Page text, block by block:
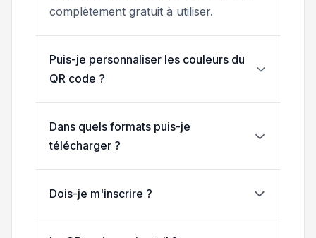
complètement gratuit à utiliser.
Puis-je personnaliser les couleurs du
QR code ?
Dans quels formats puis-je
télécharger ?
Dois-je m'inscrire ?